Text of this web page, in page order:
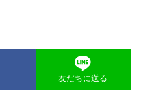
友だちに送る